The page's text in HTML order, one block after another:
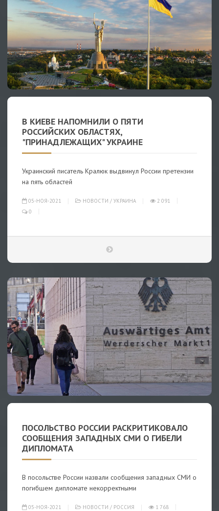
В КИЕВЕ НАПОМНИЛИ О ПЯТИ
РОССИЙСКИХ ОБЛАСТЯХ,
"ПРИНАДЛЕЖАЩИХ" УКРАИНЕ
Украинский писатель Кралюк выдвинул России претензии
на пять областей
05-НОЯ-2021 НОВОСТИ / УКРАИНА
2 091
0
ПОСОЛЬСТВО РОССИИ РАСКРИТИКОВАЛО
СООБЩЕНИЯ ЗАПАДНЫХ СМИ О ГИБЕЛИ
ДИПЛОМАТА
В посольстве России назвали сообщения западных СМИ о
погибшем дипломате некорректными
05-НОЯ-2021 НОВОСТИ / РОССИЯ 1 768